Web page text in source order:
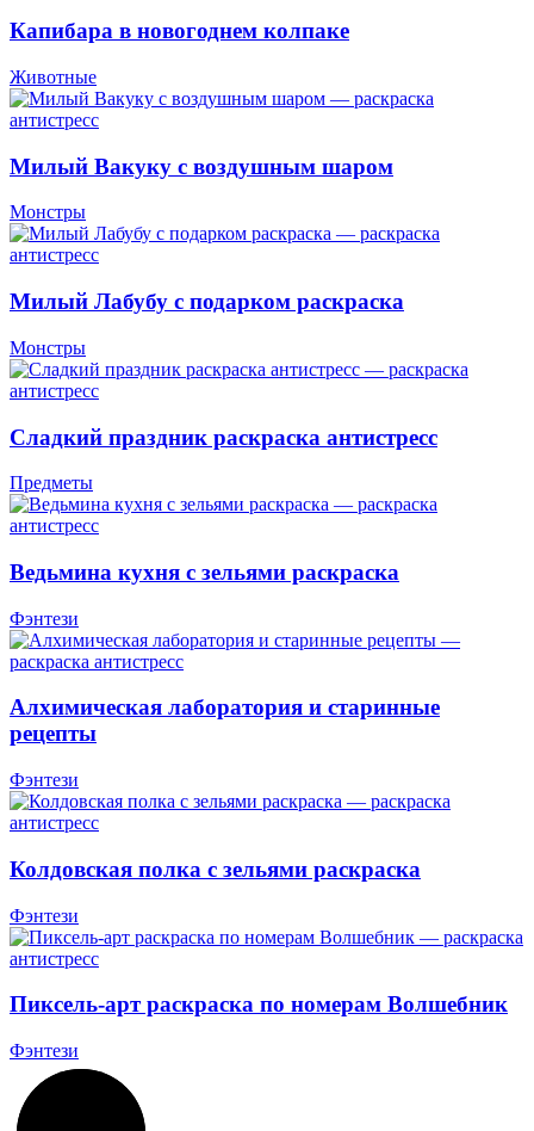
Капибара в новогоднем колпаке
Животные
Милый Вакуку с воздушным шаром
Монстры
Милый Лабубу с подарком раскраска
Монстры
Сладкий праздник раскраска антистресс
Предметы
Ведьмина кухня с зельями раскраска
Фэнтези
Алхимическая лаборатория и старинные
рецепты
Фэнтези
Колдовская полка с зельями раскраска
Фэнтези
Пиксель-арт раскраска по номерам Волшебник
Фэнтези